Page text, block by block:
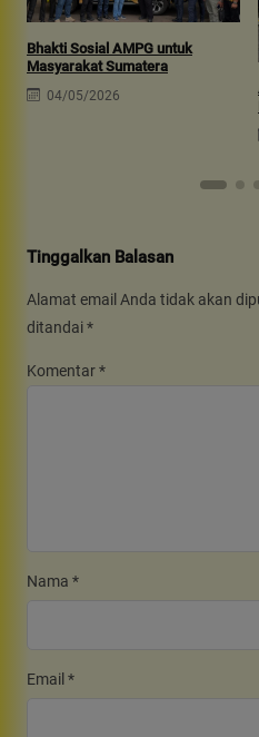
Bhakti Sosial AMPG untuk
Masyarakat Sumatera
04/05/2026
Tinggalkan Balasan
Alamat email Anda tidak akan
ditandai*
Komentar*
Nama *
Email *